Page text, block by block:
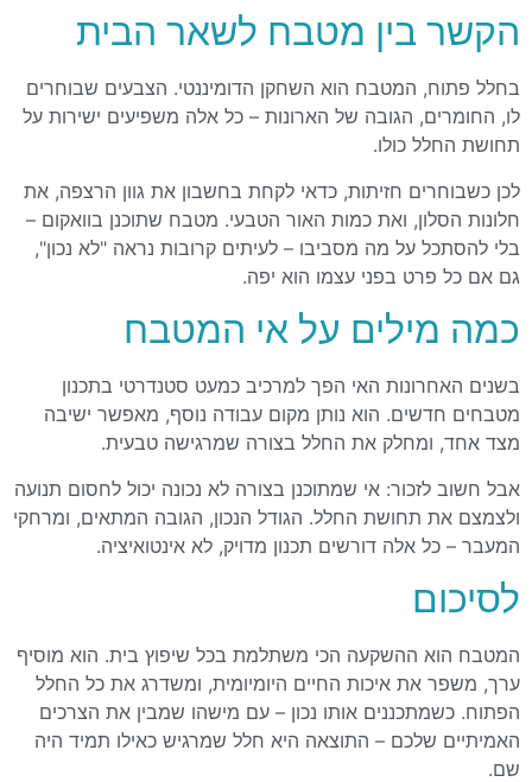
הקשר בין מטבח לשאר הבית
בחלל פתוח, המטבח הוא השחקן הדומיננטי. הצבעים שבוחרים
לו, החומרים, הגובה של הארונות – כל אלה משפיעים ישירות על
תחושת החלל כולו.
לכן כשבוחרים חזיתות, כדאי לקחת בחשבון את גוון הרצפה, את
חלונות הסלון, ואת כמות האור הטבעי. מטבח שתוכנן בוואקום –
בלי להסתכל על מה מסביבו – לעיתים קרובות נראה "לא נכון",
גם אם כל פרט בפני עצמו הוא יפה.
כמה מילים על אי המטבח
בשנים האחרונות האי הפך למרכיב כמעט סטנדרטי בתכנון
מטבחים חדשים. הוא נותן מקום עבודה נוסף, מאפשר ישיבה
מצד אחד, ומחלק את החלל בצורה שמרגישה טבעית.
אבל חשוב לזכור: אי שמתוכנן בצורה לא נכונה יכול לחסום תנועה
ולצמצם את תחושת החלל. הגודל הנכון, הגובה המתאים, ומרחקי
המעבר – כל אלה דורשים תכנון מדויק, לא אינטואיציה.
לסיכום
המטבח הוא ההשקעה הכי משתלמת בכל שיפוץ בית. הוא מוסיף
ערך, משפר את איכות החיים היומיומית, ומשדרג את כל החלל
הפתוח. כשמתכננים אותו נכון – עם מישהו שמבין את הצרכים
האמיתיים שלכם – התוצאה היא חלל שמרגיש כאילו תמיד היה
שם.